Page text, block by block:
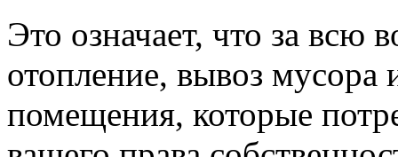
Это означает, что за всю
отопление, вывоз мусора
помещения, которые